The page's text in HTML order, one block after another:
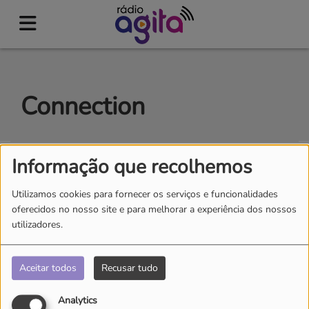
Informação que recolhemos
Utilizamos cookies para fornecer os serviços e funcionalidades
oferecidos no nosso site e para melhorar a experiência dos nossos
utilizadores.
Aceitar todos Recusar tudo
Analytics
Connection
CRIAR CONTA
E-mail
(É obrigatório indicar o e-mail. )
Palavra-passe
(É obrigatório indicar a palavra-passe.)